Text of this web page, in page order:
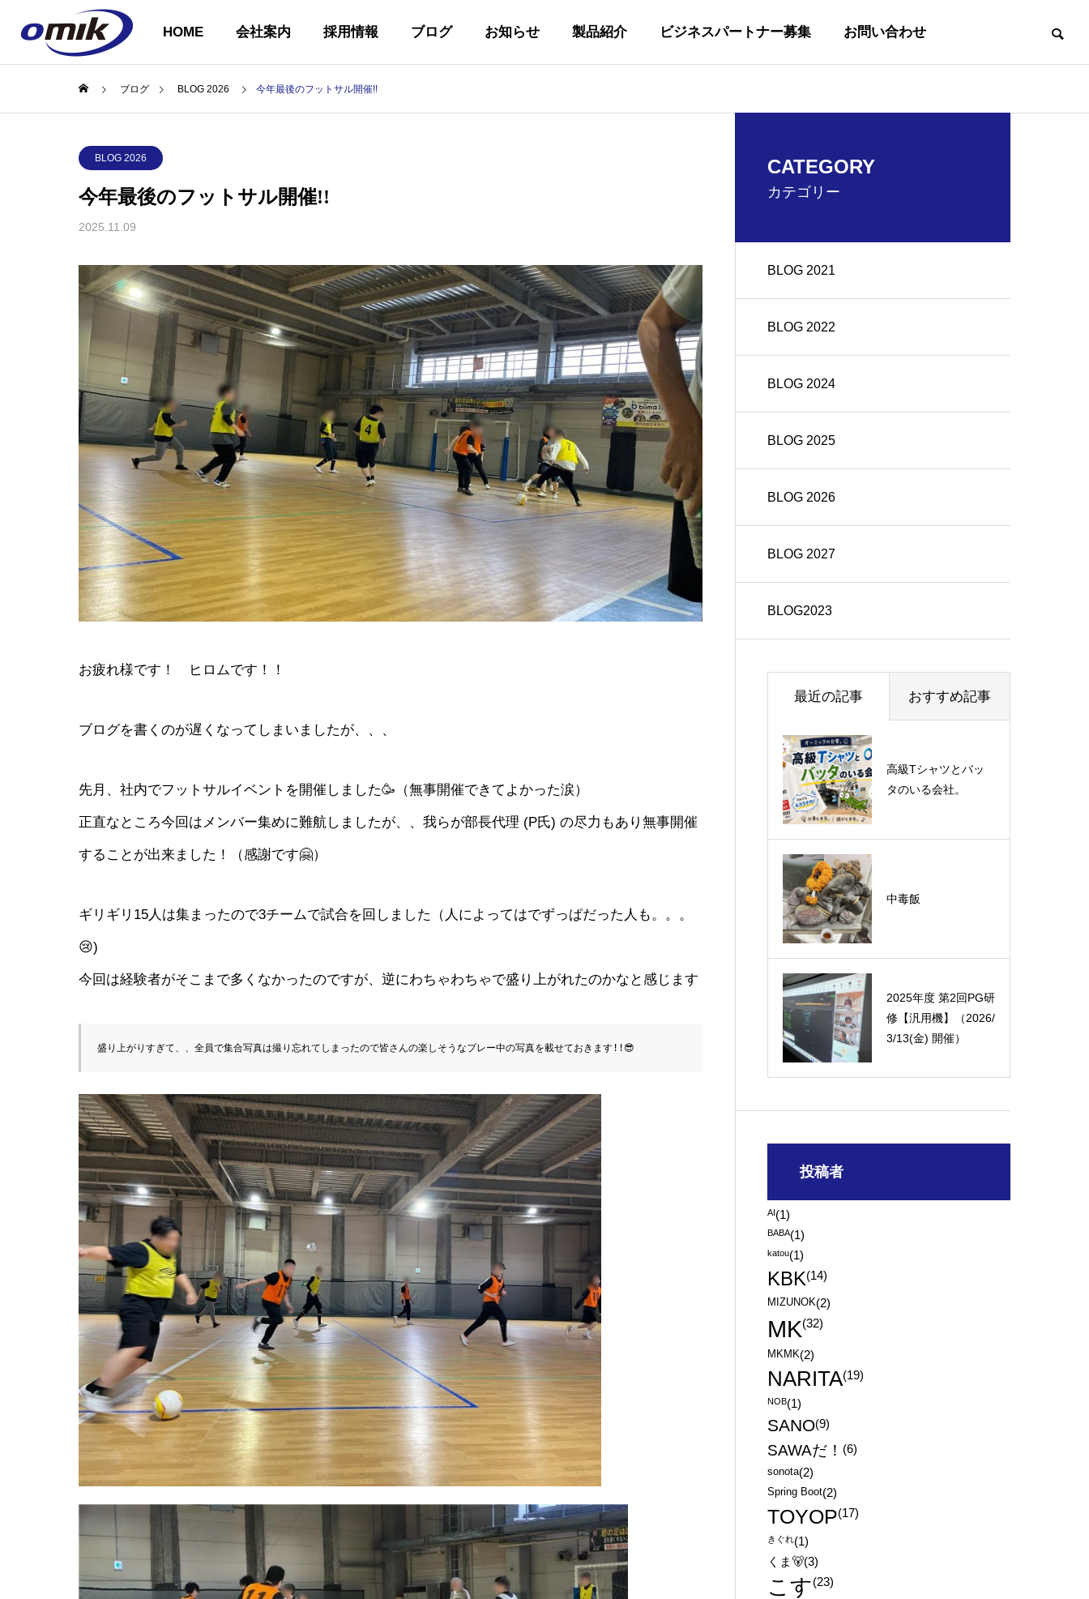
HOME 会社案内 採用情報 ブログ お知らせ 製品紹介 ビジネスパートナー募集 お問い合わせ
COMPANY
会社案内
BUSINESS
企業理念
PHILOSOPHY
私たちの取り組み
INITIATIVES
沿革
OUTLINE
会社イベント
EVENT
アクセス
ACCESS
ブログ BLOG 2026 今年最後のフットサル開催!!
BLOG 2026
今年最後のフットサル開催!!
2025.11.09
お疲れ様です！ ヒロムです！！
ブログを書くのが遅くなってしまいましたが、、、
先月、社内でフットサルイベントを開催しました🥳（無事開催できてよかった涙）
正直なところ今回はメンバー集めに難航しましたが、、我らが部長代理 (P氏) の尽力もあり無事開催
することが出来ました！（感謝です🤗）
ギリギリ15人は集まったので3チームで試合を回しました（人によってはでずっぱだった人も。。。
😢)
今回は経験者がそこまで多くなかったのですが、逆にわちゃわちゃで盛り上がれたのかなと感じます
盛り上がりすぎて、、全員で集合写真は撮り忘れてしまったので皆さんの楽しそうなプレー中の写真を載せておきます!!😎
CATEGORY
カテゴリー
BLOG 2021
BLOG 2022
BLOG 2024
BLOG 2025
BLOG 2026
BLOG 2027
BLOG2023
最近の記事 おすすめ記事
高級Tシャツとバッ
タのいる会社。
中毒飯
2025年度 第2回PG研
修【汎用機】（2026/
3/13(金) 開催）
く旅に行って来まし
た！（秋保温泉）
月入社式
投稿者
AI(1)
BABA(1)
katou(1)
KBK(14)
MIZUNOK(2)
MK(32)
MKMK(2)
NARITA(19)
NOB(1)
SANO(9)
SAWAだ！ (6)
sonota(2)
Spring Boot(2)
TOYOP(17)
きぐれ(1)
くま🐻(3)
こす(23)